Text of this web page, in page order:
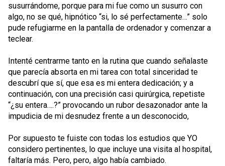
susurrándome, porque para mi fue como un susurro con
algo, no se qué, hipnótico “si, lo sé perfectamente…” solo
pude refugiarme en la pantalla de ordenador y comenzar a
teclear.
Intenté centrarme tanto en la rutina que cuando señalaste
que parecía absorta en mi tarea con total sinceridad te
descubrí que sí, que esa es mi entera dedicación; y a
continuación, con una precisión casi quirúrgica, repetiste
“¿su entera….?” provocando un rubor desazonador ante la
impudicia de mi desnudez frente a un desconocido,
Por supuesto te fuiste con todas los estudios que YO
considero pertinentes, lo que incluye una visita al hospital,
faltaría más. Pero, pero, algo había cambiado.